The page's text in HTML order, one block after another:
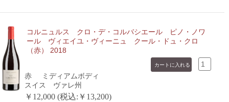
コルニュルス クロ・デ・コルバシエール ピノ・ノワ
ール ヴィエイユ・ヴィーニュ クール・ドュ・クロ
（赤） 2018
赤
ミディアムボディ
スイス ヴァレ州
￥12,000 (税込:￥13,200)